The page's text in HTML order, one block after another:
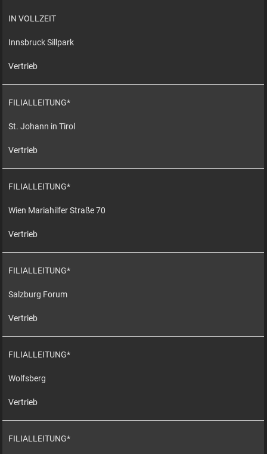
IN VOLLZEIT
Innsbruck Sillpark
Vertrieb
FILIALLEITUNG*
St. Johann in Tirol
Vertrieb
FILIALLEITUNG*
Wien Mariahilfer Straße 70
Vertrieb
FILIALLEITUNG*
Salzburg Forum
Vertrieb
FILIALLEITUNG*
Wolfsberg
Vertrieb
FILIALLEITUNG*